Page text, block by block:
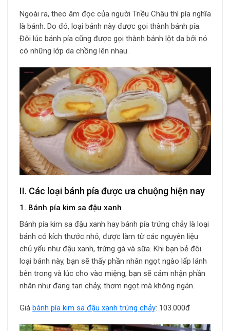
Ngoài ra, theo âm đọc của người Triều Châu thì pía nghĩa
là bánh. Do đó, loại bánh này được gọi thành bánh pía.
Đôi lúc bánh pía cũng được gọi thành bánh lột da bởi nó
có những lớp da chồng lên nhau.
II. Các loại bánh pía được ưa chuộng hiện nay
1. Bánh pía kim sa đậu xanh
Bánh pía kim sa đậu xanh hay bánh pía trứng chảy là loại
bánh có kích thước nhỏ, được làm từ các nguyên liệu
chủ yếu như đậu xanh, trứng gà và sữa. Khi bạn bẻ đôi
loại bánh này, bạn sẽ thấy phần nhân ngọt ngào lấp lánh
bên trong và lúc cho vào miệng, bạn sẽ cảm nhận phần
nhân như đang tan chảy, thơm ngọt mà không ngán.
Giá bánh pía kim sa đậu xanh trứng chảy: 103.000đ